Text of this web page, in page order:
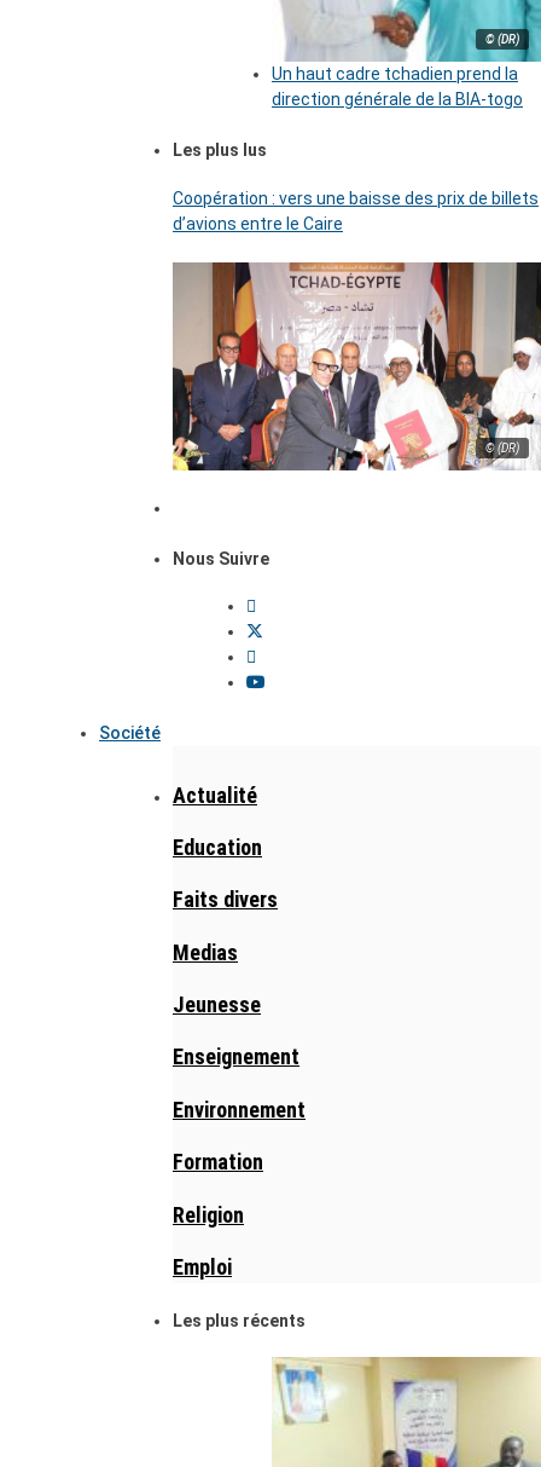
© (DR)
Un haut cadre tchadien prend la
direction générale de la BIA-togo
Les plus lus
Coopération : vers une baisse des prix de billets
d’avions entre le Caire
© (DR)
Nous Suivre
Société
Actualité
Education
Faits divers
Medias
Jeunesse
Enseignement
Environnement
Formation
Religion
Emploi
Les plus récents